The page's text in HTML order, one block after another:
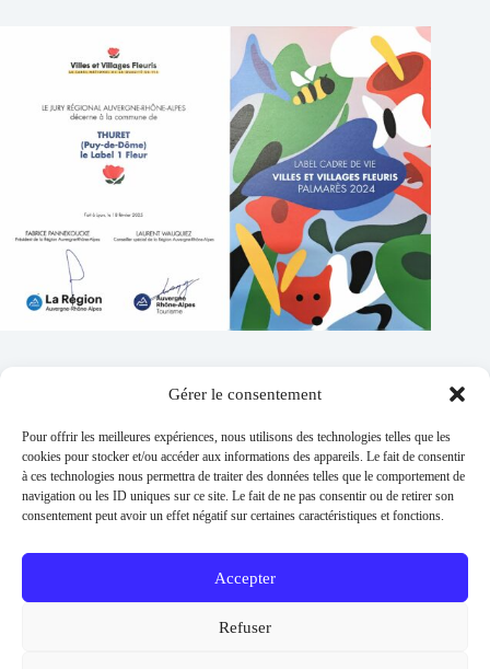
Gérer le consentement
Pour offrir les meilleures expériences, nous utilisons des technologies telles que les
cookies pour stocker et/ou accéder aux informations des appareils. Le fait de consentir
à ces technologies nous permettra de traiter des données telles que le comportement de
navigation ou les ID uniques sur ce site. Le fait de ne pas consentir ou de retirer son
consentement peut avoir un effet négatif sur certaines caractéristiques et fonctions.
Accepter
Refuser
Addresse :
1 place de l'église 63260 Thuret
Phone:
04 73 97 91 58
E-mail :
Permanences :
Lundi et jeudi 13h30 - 17h30 / Mardi et